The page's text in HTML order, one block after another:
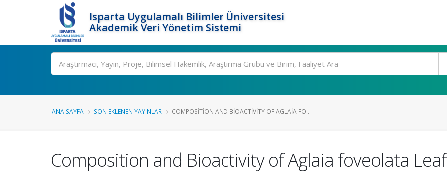
Isparta Uygulamalı Bilimler Üniversitesi
Akademik Veri Yönetim Sistemi
Ara
ANA SAYFA SON EKLENEN YAYINLAR COMPOSITION AND BIOACTIVITY OF AGLAIA FO...
Composition and Bioactivity of Aglaia foveolata